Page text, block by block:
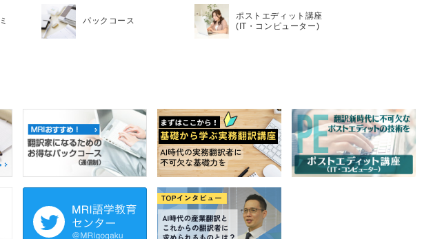
パックコース
ポストエディット講座
(IT・コンピューター)